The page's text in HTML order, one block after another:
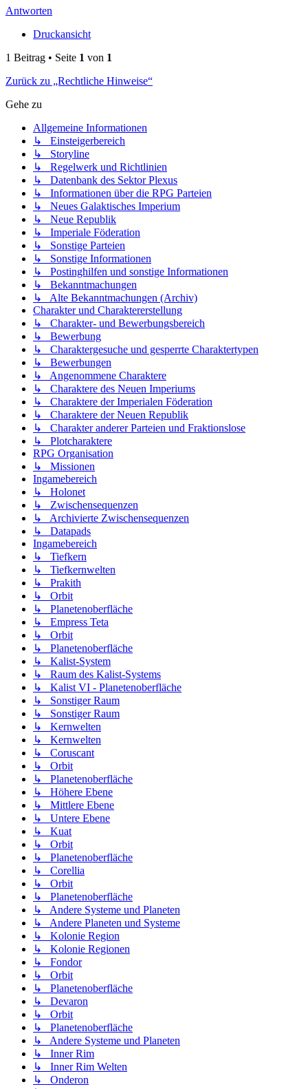
Antworten
Druckansicht
1 Beitrag • Seite 1 von 1
Zurück zu „Rechtliche Hinweise“
Gehe zu
Allgemeine Informationen
↳ Einsteigerbereich
↳ Storyline
↳ Regelwerk und Richtlinien
↳ Datenbank des Sektor Plexus
↳ Informationen über die RPG Parteien
↳ Neues Galaktisches Imperium
↳ Neue Republik
↳ Imperiale Föderation
↳ Sonstige Parteien
↳ Sonstige Informationen
↳ Postinghilfen und sonstige Informationen
↳ Bekanntmachungen
↳ Alte Bekanntmachungen (Archiv)
Charakter und Charaktererstellung
↳ Charakter- und Bewerbungsbereich
↳ Bewerbung
↳ Charaktergesuche und gesperrte Charaktertypen
↳ Bewerbungen
↳ Angenommene Charaktere
↳ Charaktere des Neuen Imperiums
↳ Charaktere der Imperialen Föderation
↳ Charaktere der Neuen Republik
↳ Charakter anderer Parteien und Fraktionslose
↳ Plotcharaktere
RPG Organisation
↳ Missionen
Ingamebereich
↳ Holonet
↳ Zwischensequenzen
↳ Archivierte Zwischensequenzen
↳ Datapads
Ingamebereich
↳ Tiefkern
↳ Tiefkernwelten
↳ Prakith
↳ Orbit
↳ Planetenoberfläche
↳ Empress Teta
↳ Orbit
↳ Planetenoberfläche
↳ Kalist-System
↳ Raum des Kalist-Systems
↳ Kalist VI - Planetenoberfläche
↳ Sonstiger Raum
↳ Sonstiger Raum
↳ Kernwelten
↳ Kernwelten
↳ Coruscant
↳ Orbit
↳ Planetenoberfläche
↳ Höhere Ebene
↳ Mittlere Ebene
↳ Untere Ebene
↳ Kuat
↳ Orbit
↳ Planetenoberfläche
↳ Corellia
↳ Orbit
↳ Planetenoberfläche
↳ Andere Systeme und Planeten
↳ Andere Planeten und Systeme
↳ Kolonie Region
↳ Kolonie Regionen
↳ Fondor
↳ Orbit
↳ Planetenoberfläche
↳ Devaron
↳ Orbit
↳ Planetenoberfläche
↳ Andere Systeme und Planeten
↳ Inner Rim
↳ Inner Rim Welten
↳ Onderon